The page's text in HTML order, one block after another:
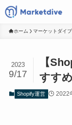
ホーム マーケットダイ
【
すす
2023
9/17
Shopify運営 2022